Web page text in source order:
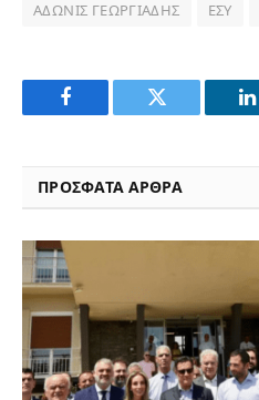
ΆΔΩΝΙΣ ΓΕΩΡΓΙΆΔΗΣ ΕΣΥ
Facebook Twitter
ΠΡΟΣΦΑΤΑ ΑΡΘΡΑ